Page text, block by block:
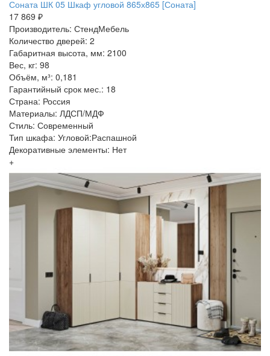
Соната ШК 05 Шкаф угловой 865х865 [Соната]
17 869 ₽
Производитель: СтендМебель
Количество дверей: 2
Габаритная высота, мм: 2100
Вес, кг: 98
Объём, м³: 0,181
Гарантийный срок мес.: 18
Страна: Россия
Материалы: ЛДСП/МДФ
Стиль: Современный
Тип шкафа: Угловой:Распашной
Декоративные элементы: Нет
+